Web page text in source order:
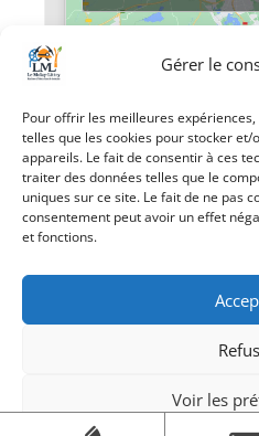
Gérer le
Pour offrir les meilleures
telles que les cookies pour stocker
appareils. Le fait de consentir à ces
traiter des données telles que le
uniques sur ce site. Le fait de ne pas
consentement peut avoir un effet
et fonctions.
Voir les
«Thé dansant
Création Androme